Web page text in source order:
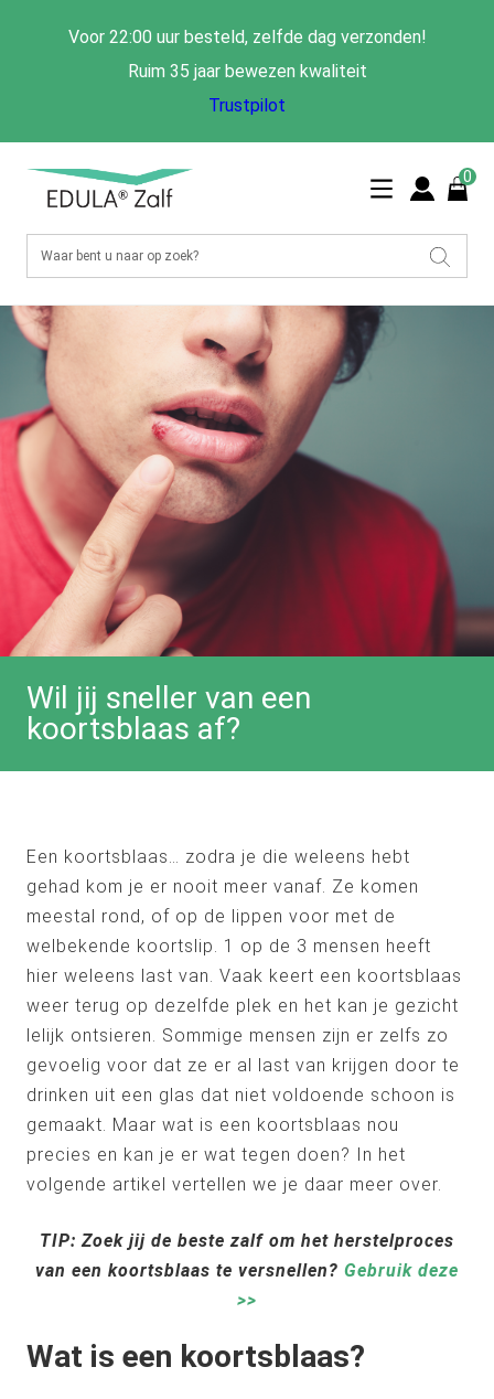
Voor 22:00 uur besteld, zelfde dag verzonden!
Ruim 35 jaar bewezen kwaliteit
Trustpilot
0
Wil jij sneller van een
koortsblaas af?
Een koortsblaas… zodra je die weleens hebt
gehad kom je er nooit meer vanaf. Ze komen
meestal rond, of op de lippen voor met de
welbekende koortslip. 1 op de 3 mensen heeft
hier weleens last van. Vaak keert een koortsblaas
weer terug op dezelfde plek en het kan je gezicht
lelijk ontsieren. Sommige mensen zijn er zelfs zo
gevoelig voor dat ze er al last van krijgen door te
drinken uit een glas dat niet voldoende schoon is
gemaakt. Maar wat is een koortsblaas nou
precies en kan je er wat tegen doen? In het
volgende artikel vertellen we je daar meer over.
TIP: Zoek jij de beste zalf om het herstelproces
van een koortsblaas te versnellen? Gebruik deze
>>
Wat is een koortsblaas?